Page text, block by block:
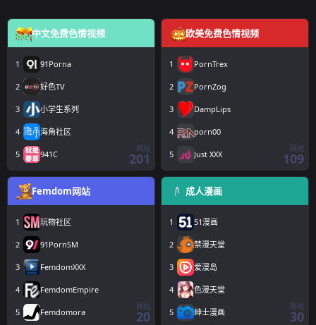
中文免费色情视频
1 91Porna
2 好色TV
3 小学生系列
4 海角社区
5 941C
网站
201
欧美免费色情视频
1 PornTrex
2 PornZog
3 DampLips
4 porn00
5 Just XXX
网站
109
Femdom网站
1 玩物社区
2 91PornSM
3 FemdomXXX
4 FemdomEmpire
5 Femdomora
网站
20
成人漫画
1 51漫画
2 禁漫天堂
3 爱漫岛
4 色漫天堂
5 绅士漫画
网站
30